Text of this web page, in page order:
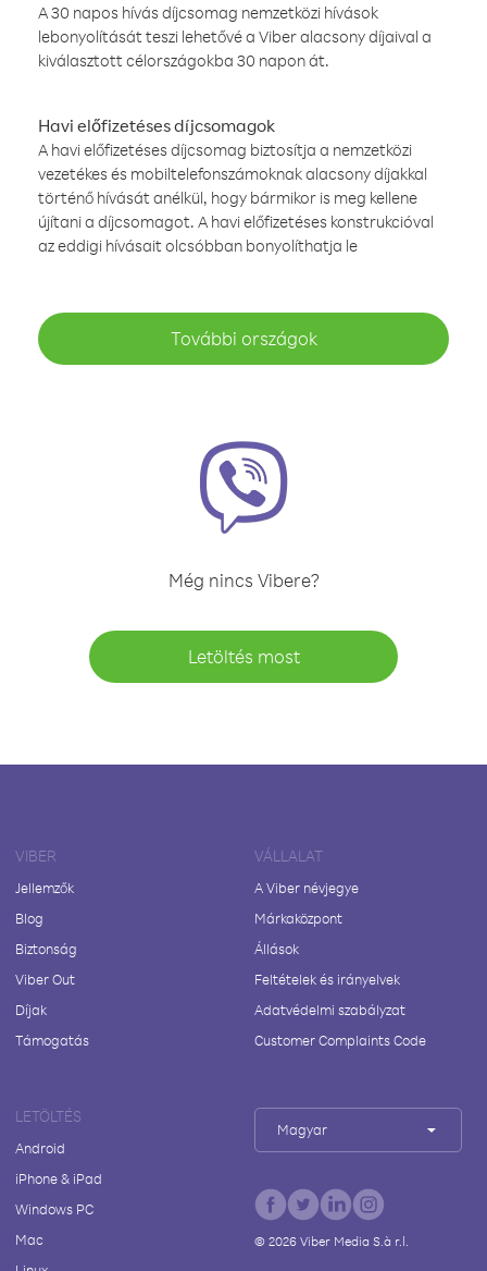
A 30 napos hívás díjcsomag nemzetközi hívások
lebonyolítását teszi lehetővé a Viber alacsony díjaival a
kiválasztott célországokba 30 napon át.
Havi előfizetéses díjcsomagok
A havi előfizetéses díjcsomag biztosítja a nemzetközi
vezetékes és mobiltelefonszámoknak alacsony díjakkal
történő hívását anélkül, hogy bármikor is meg kellene
újítani a díjcsomagot. A havi előfizetéses konstrukcióval
az eddigi hívásait olcsóbban bonyolíthatja le
További országok
Még nincs Vibere?
Letöltés most
VIBER
Jellemzők
Blog
Biztonság
Viber Out
Díjak
Támogatás
VÁLLALAT
A Viber névjegye
Márkaközpont
Állások
Feltételek és irányelvek
Adatvédelmi szabályzat
Customer Complaints Code
LETÖLTÉS
Android
iPhone & iPad
Windows PC
Mac
Magyar
© 2026Viber Media S.à r.l.